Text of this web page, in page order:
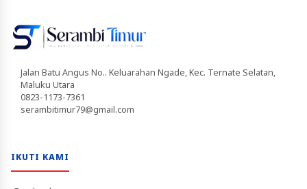
Jalan Batu Angus No.. Keluarahan Ngade, Kec. Ternate Selatan,
Maluku Utara
0823-1173-7361
serambitimur79@gmail.com
IKUTI KAMI